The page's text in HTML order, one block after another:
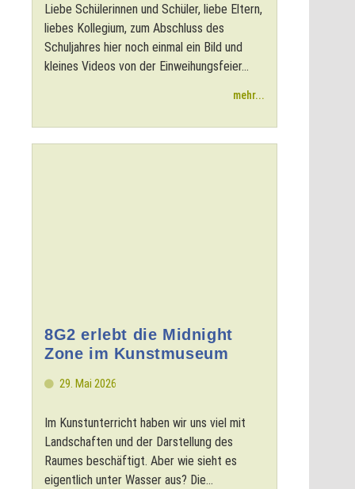
Liebe Schülerinnen und Schüler, liebe Eltern,
liebes Kollegium, zum Abschluss des
Schuljahres hier noch einmal ein Bild und
kleines Videos von der Einweihungsfeier...
mehr...
8G2 erlebt die Midnight
Zone im Kunstmuseum
29. Mai 2026
Im Kunstunterricht haben wir uns viel mit
Landschaften und der Darstellung des
Raumes beschäftigt. Aber wie sieht es
eigentlich unter Wasser aus? Die...